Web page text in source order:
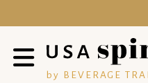
by BEVERAGE